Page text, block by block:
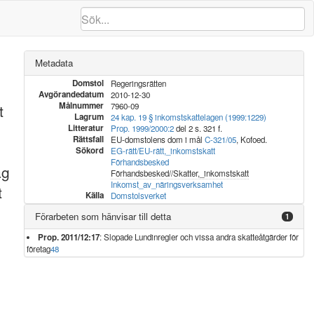
Metadata
Domstol Regeringsrätten
Avgörandedatum 2010-12-30
Målnummer 7960-09
Lagrum 24 kap. 19 § inkomstskattelagen (1999:1229)
Litteratur Prop. 1999/2000:2del 2 s. 321 f.
Rättsfall EU-domstolens dom i mål C-321/05, Kofoed.
Sökord
EG-rätt/EU-rätt,_inkomstskatt
Förhandsbesked
Förhandsbesked//Skatter,_inkomstskatt
Inkomst_av_näringsverksamhet
Källa Domstolsverket
Förarbeten som hänvisar till detta 1
Prop. 2011/12:17: Slopade Lundinregler och vissa andra skatteåtgärder för
företag48